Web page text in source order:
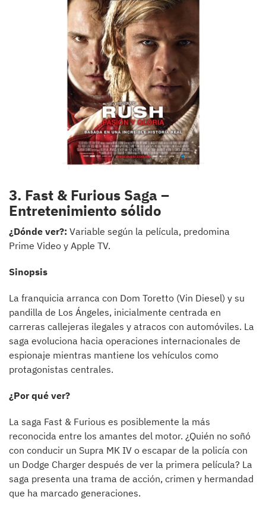
3. Fast & Furious Saga –
Entretenimiento sólido
¿Dónde ver?: Variable según la película, predomina
Prime Video y Apple TV.
Sinopsis
La franquicia arranca con Dom Toretto (Vin Diesel) y su
pandilla de Los Ángeles, inicialmente centrada en
carreras callejeras ilegales y atracos con automóviles. La
saga evoluciona hacia operaciones internacionales de
espionaje mientras mantiene los vehículos como
protagonistas centrales.
¿Por qué ver?
La saga Fast & Furious es posiblemente la más
reconocida entre los amantes del motor. ¿Quién no soñó
con conducir un Supra MK IV o escapar de la policía con
un Dodge Charger después de ver la primera película? La
saga presenta una trama de acción, crimen y hermandad
que ha marcado generaciones.